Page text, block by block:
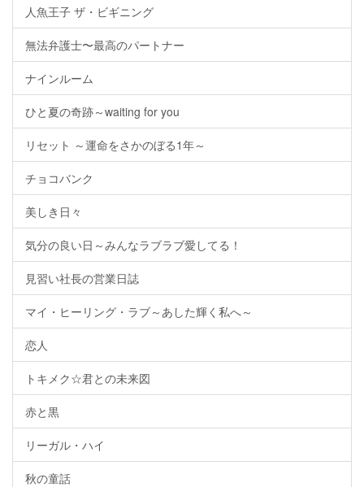
人魚王子 ザ・ビギニング
無法弁護士〜最高のパートナー
ナインルーム
ひと夏の奇跡～waiting for you
リセット ～運命をさかのぼる1年～
チョコバンク
美しき日々
気分の良い日～みんなラブラブ愛してる！
見習い社長の営業日誌
マイ・ヒーリング・ラブ～あした輝く私へ～
恋人
トキメク☆君との未来図
赤と黒
リーガル・ハイ
秋の童話